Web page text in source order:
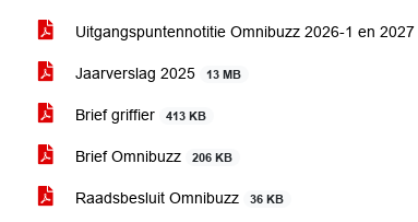
Uitgangspuntennotitie Omnibuzz 2026-1 en 2027
Jaarverslag 2025 13 MB
Brief griffier 413 KB
Brief Omnibuzz 206 KB
Raadsbesluit Omnibuzz 36 KB